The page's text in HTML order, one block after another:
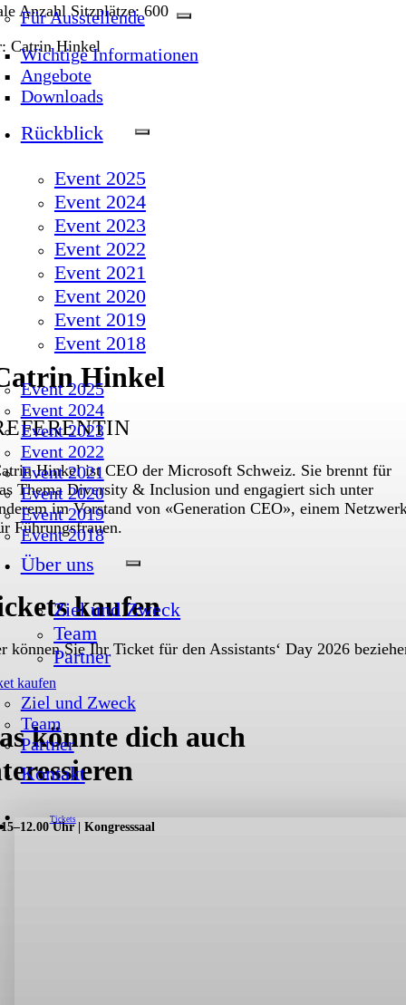
Für Ausstellende
Wichtige Informationen
Angebote
Downloads
Rückblick
Event 2025
Event 2024
Event 2023
Event 2022
Event 2021
Event 2020
Event 2019
Event 2018
Event 2025
Event 2024
Event 2023
Event 2022
Event 2021
Event 2020
Event 2019
Event 2018
Über uns
Ziel und Zweck
Team
Partner
Ziel und Zweck
Team
Partner
Kontakt
Tickets
Anzahl Sitzplätze: 600
Catrin Hinkel
Hinkel
Hinkel ist CEO der Microsoft Schweiz. Sie brennt für
Thema Diversity & Inclusion und engagiert sich unter
im Vorstand von «Generation CEO», einem
Führungsfrauen.
kaufen
können Sie Ihr Ticket für den Assistants‘ Day 2026
kaufen
könnte dich auch
Uhr | Kongresssaal